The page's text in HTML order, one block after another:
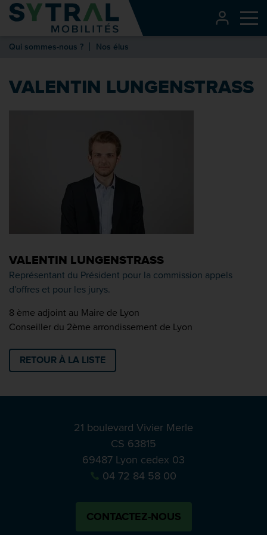
Contenu
Entête de page
Qui sommes-nous ? Nos élus
VALENTIN LUNGENSTRASS
VALENTIN LUNGENSTRASS
Représentant du Président pour la commission appels
d'offres et pour les jurys.
8 ème adjoint au Maire de Lyon
Conseiller du 2ème arrondissement de Lyon
RETOUR À LA LISTE
21 boulevard Vivier Merle
CS 63815
69487 Lyon cedex 03
04 72 84 58 00
CONTACTEZ-NOUS